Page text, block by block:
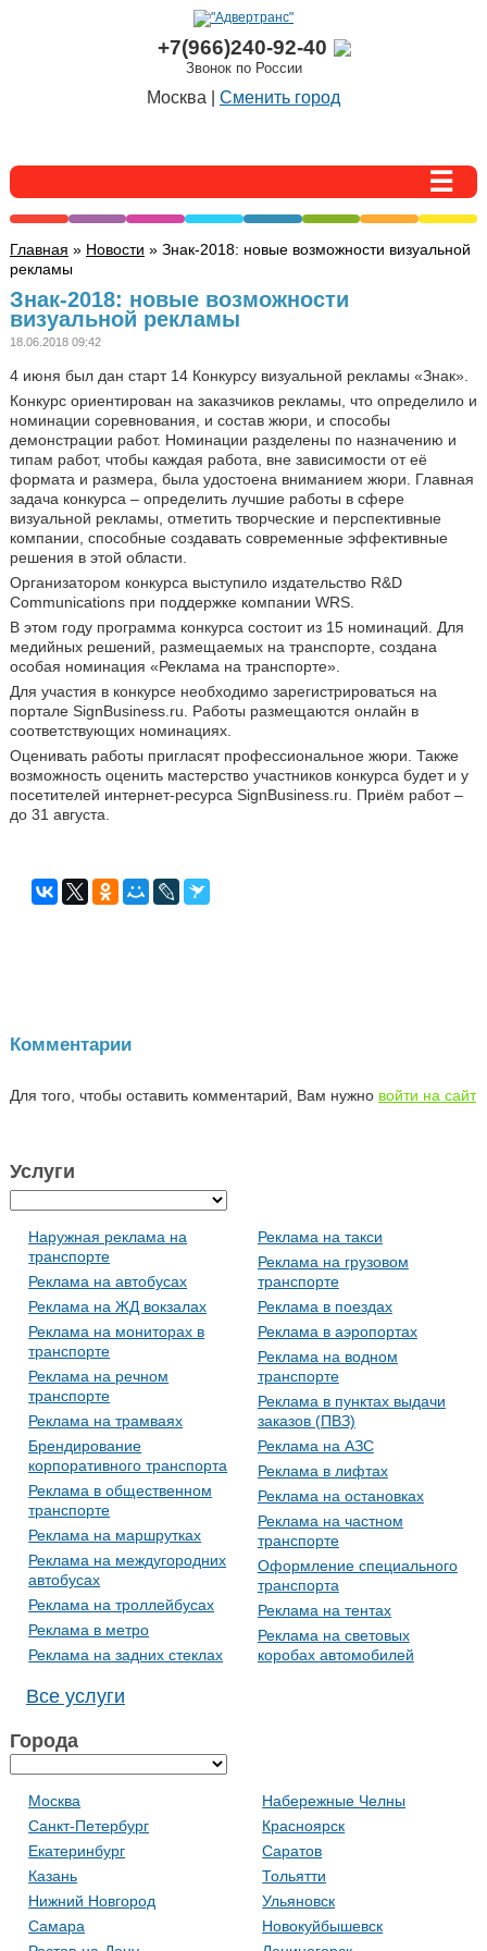
+7(966)240-92-40
Звонок по России
Москва | Сменить город
Главная » Новости » Знак-2018: новые возможности визуальной
рекламы
Знак-2018: новые возможности
визуальной рекламы
18.06.2018 09:42
4 июня был дан старт 14 Конкурсу визуальной рекламы «Знак».
Конкурс ориентирован на заказчиков рекламы, что определило и
номинации соревнования, и состав жюри, и способы
демонстрации работ. Номинации разделены по назначению и
типам работ, чтобы каждая работа, вне зависимости от её
формата и размера, была удостоена вниманием жюри. Главная
задача конкурса – определить лучшие работы в сфере
визуальной рекламы, отметить творческие и перспективные
компании, способные создавать современные эффективные
решения в этой области.
Организатором конкурса выступило издательство R&D
Communicationsпри поддержке компании WRS.
В этом году программа конкурса состоит из 15 номинаций. Для
медийных решений, размещаемых на транспорте, создана
особая номинация «Реклама на транспорте».
Для участия в конкурсе необходимо зарегистрироваться на
портале SignBusiness. ru . Работы размещаются онлайн в
соответствующих номинациях.
Оценивать работы пригласят профессиональное жюри. Также
возможность оценить мастерство участников конкурса будет и у
посетителей интернет-ресурса SignBusiness. ru . Приём работ –
до 31 августа.
Комментарии
Для того, чтобы оставить комментарий, Вам нужно войти на сайт
Услуги
Наружная реклама на
транспорте
Реклама на автобусах
Реклама на ЖД вокзалах
Реклама на мониторах в
транспорте
Реклама на речном
транспорте
Реклама на трамваях
Брендирование
корпоративного транспорта
Реклама в общественном
транспорте
Реклама на маршрутках
Реклама на междугородних
автобусах
Реклама на троллейбусах
Реклама в метро
Реклама на задних стеклах
Реклама на такси
Реклама на грузовом
транспорте
Реклама в поездах
Реклама в аэропортах
Реклама на водном
транспорте
Реклама в пунктах выдачи
заказов (ПВЗ)
Реклама на АЗС
Реклама в лифтах
Реклама на остановках
Реклама на частном
транспорте
Оформление специального
транспорта
Реклама на тентах
Реклама на световых
коробах автомобилей
Все услуги
Города
Москва
Санкт-Петербург
Екатеринбург
Казань
Нижний Новгород
Самара
Набережные Челны
Красноярск
Саратов
Тольятти
Ульяновск
Новокуйбышевск